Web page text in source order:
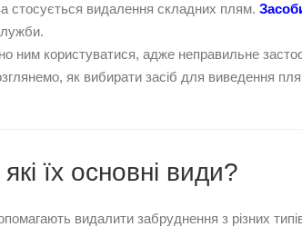
стосується видалення складних плям.
ним користуватися, адже неправильне
як вибирати засіб для виведення
їх основні види?
видалити забруднення з різних